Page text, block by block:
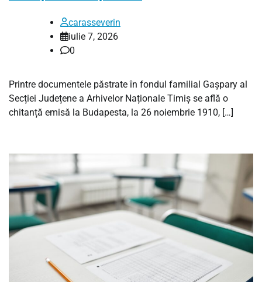
carasseverin
iulie 7, 2026
0
Printre documentele păstrate în fondul familial Gașpary al
Secției Județene a Arhivelor Naționale Timiș se află o
chitanță emisă la Budapesta, la 26 noiembrie 1910, […]